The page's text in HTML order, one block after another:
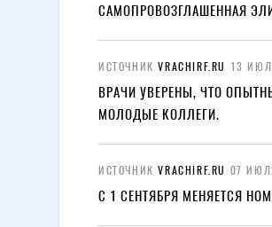
САМОПРОВОЗГЛАШЕННАЯ
ИСТОЧНИКVRACHIRF.RU 13
ВРАЧИ УВЕРЕНЫ, ЧТО
МОЛОДЫЕ КОЛЛЕГИ.
ИСТОЧНИКVRACHIRF.RU 07
С 1 СЕНТЯБРЯ МЕНЯЕТСЯ